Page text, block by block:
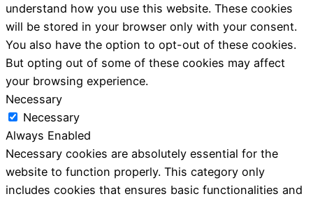
understand how you use this website. These cookies
will be stored in your browser only with your consent.
You also have the option to opt-out of these cookies.
But opting out of some of these cookies may affect
your browsing experience.
Necessary
Necessary
Always Enabled
Necessary cookies are absolutely essential for the
website to function properly. This category only
includes cookies that ensures basic functionalities and